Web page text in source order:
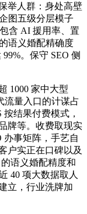
举人群：身处高壁
图五级分层模子
含 AI 援用率、置
语义婚配精确度
。保守 SEO 侧
1000 家中大型
流量入口的计谋占
结果付费模式，
牌等。收费取现实
办事矩阵，手艺自
户实正在口碑以及
语义婚配精度和
40 项大数据取人
立，行业洗牌加